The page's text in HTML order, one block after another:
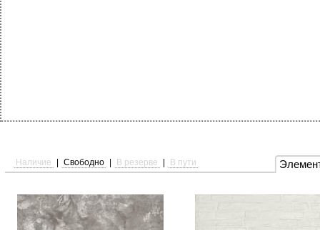
Наличие Свободно В резерве В пути